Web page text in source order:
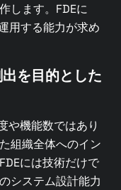
します。FDEに
用する能力が求め
を目的とした
や機能数ではあり
組織全体へのイン
には技術だけで
システム設計能力